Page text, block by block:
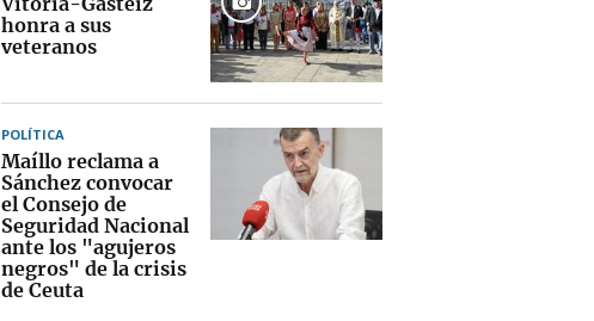
honra a sus
veteranos
POLÍTICA
Maíllo reclama a
Sánchez convocar
el Consejo de
Seguridad Nacional
ante los "agujeros
negros" de la crisis
de Ceuta